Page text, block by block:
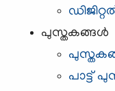
പുസ്തകങ്ങള്‍
പാട്ട്